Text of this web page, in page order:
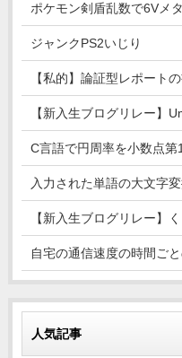
ポケモン剣盾乱数で6Vメ
ジャンクPS2いじり
【私的】論証型レポート
【新入生ブログリレー】
C言語で円周率を小数点第
入力された単語の大文字
【新入生ブログリレー】
自宅の通信速度の時間ご
人気記事